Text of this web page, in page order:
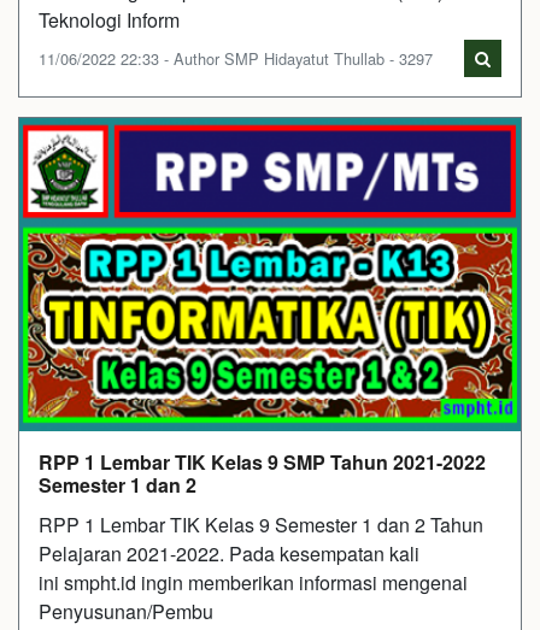
Teknologi Inform
11/06/2022 22:33 - Author SMP Hidayatut Thullab - 3297
RPP 1 Lembar TIK Kelas 9 SMP Tahun 2021-2022
Semester 1 dan 2
RPP 1 Lembar TIK Kelas 9 Semester 1 dan 2 Tahun
Pelajaran 2021-2022. Pada kesempatan kali
ini smpht.id ingin memberikan informasi mengenai
Penyusunan/Pembu